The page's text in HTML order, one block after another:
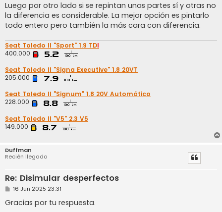
Luego por otro lado si se repintan unas partes sí y otras no
la diferencia es considerable. La mejor opción es pintarlo
todo entero pero también la más cara con diferencia.
Seat Toledo II "Sport" 1.9 TDI
400.000
Seat Toledo II "Signa Executive" 1.8 20VT
205.000
Seat Toledo II "Signum" 1.8 20V Automático
228.000
Seat Toledo II "V5" 2.3 V5
149.000
Duffman
Recién llegado
Re: Disimular desperfectos
M
n
s
16 Jun 2025 23:31
Gracias por tu respuesta.